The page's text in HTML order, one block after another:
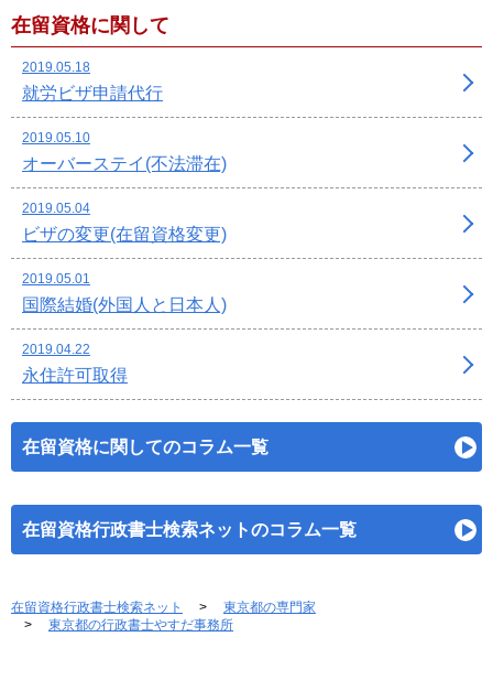
在留資格に関して
2019.05.18
就労ビザ申請代行
2019.05.10
オーバーステイ(不法滞在)
2019.05.04
ビザの変更(在留資格変更)
2019.05.01
国際結婚(外国人と日本人)
2019.04.22
永住許可取得
在留資格に関してのコラム一覧
在留資格行政書士検索ネットのコラム一覧
在留資格行政書士検索ネット
東京都の専門家
東京都の行政書士やすだ事務所